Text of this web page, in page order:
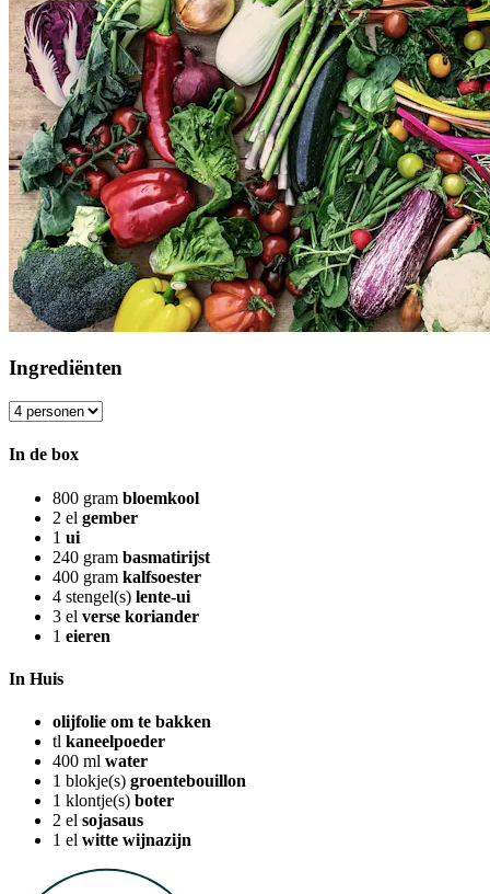
Ingrediënten
In de box
800 gram bloemkool
2 el gember
1 ui
240 gram basmatirijst
400 gram kalfsoester
4 stengel(s) lente-ui
3 el verse koriander
1 eieren
In Huis
olijfolie om te bakken
tl kaneelpoeder
400 ml water
1 blokje(s) groentebouillon
1 klontje(s) boter
2 el sojasaus
1 el witte wijnazijn